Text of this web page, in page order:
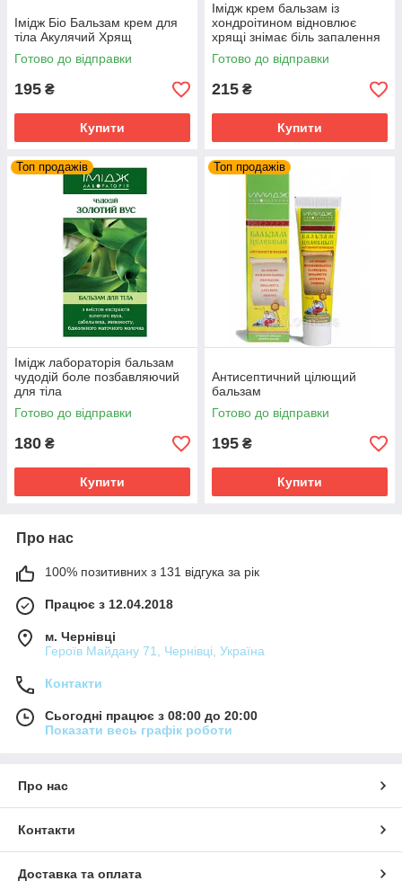
Імідж Біо Бальзам крем для
тіла Акулячий Хрящ
Готово до відправки
195 ₴
Купити
Імідж крем бальзам із
хондроітином відновлює
хрящі знімає біль запалення
суглобів та м'язів
Готово до відправки
215 ₴
Купити
Топ продажів
Імідж лабораторія бальзам
чудодій боле позбавляючий
для тіла
Готово до відправки
180 ₴
Купити
Топ продажів
Антисептичний цілющий
бальзам
Готово до відправки
195 ₴
Купити
Про нас
100% позитивних з 131 відгука за рік
Працює з 12.04.2018
м. Чернівці
Героїв Майдану 71, Чернівці, Україна
Контакти
Сьогодні працює з 08:00 до 20:00
Показати весь графік роботи
Про нас
Контакти
Доставка та оплата